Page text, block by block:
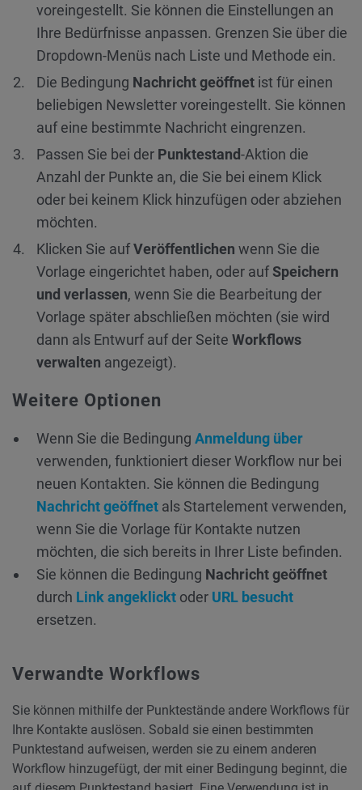
voreingestellt. Sie können die Einstellungen an
Ihre Bedürfnisse anpassen. Grenzen Sie über die
Dropdown-Menüs nach Liste und Methode ein.
Die Bedingung Nachricht geöffnet ist für einen
beliebigen Newsletter voreingestellt. Sie können
auf eine bestimmte Nachricht eingrenzen.
Passen Sie bei der Punktestand-Aktion die
Anzahl der Punkte an, die Sie bei einem Klick
oder bei keinem Klick hinzufügen oder abziehen
möchten.
Klicken Sie aufVeröffentlichen wenn Sie die
Vorlage eingerichtet haben, oder aufSpeichern
und verlassen, wenn Sie die Bearbeitung der
Vorlage später abschließen möchten (sie wird
dann als Entwurf auf der Seite Workflows
verwalten angezeigt).
Weitere Optionen
Wenn Sie die Bedingung Anmeldung über
verwenden, funktioniert dieser Workflow nur bei
neuen Kontakten. Sie können die Bedingung
Nachricht geöffnet als Startelement verwenden,
wenn Sie die Vorlage für Kontakte nutzen
möchten, die sich bereits in Ihrer Liste befinden.
Sie können die Bedingung Nachricht geöffnet
durch Link angeklickt oder URL besucht
ersetzen.
Verwandte Workflows
Sie können mithilfe der Punktestände andere Workflows für
Ihre Kontakte auslösen. Sobald sie einen bestimmten
Punktestand aufweisen, werden sie zu einem anderen
Workflow hinzugefügt, der mit einer Bedingung beginnt, die